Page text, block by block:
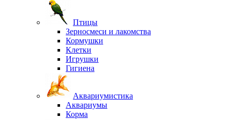
Птицы
Зерносмеси и лакомства
Кормушки
Клетки
Игрушки
Гигиена
Аквариумистика
Аквариумы
Корма